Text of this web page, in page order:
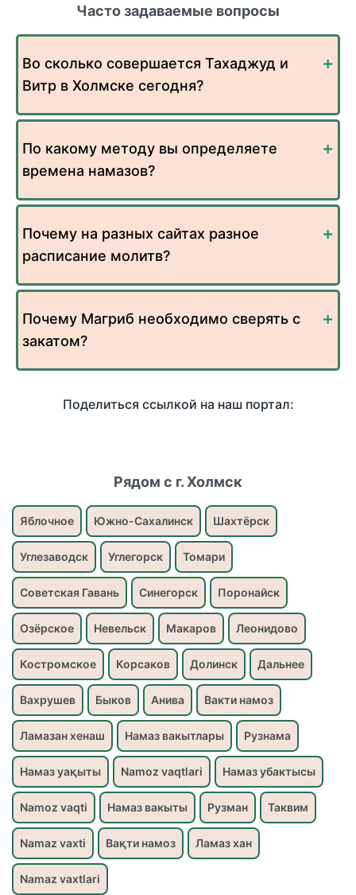
Часто задаваемые вопросы
Во сколько совершается Тахаджуд и
Витр в Холмске сегодня?
По какому методу вы определяете
времена намазов?
Почему на разных сайтах разное
расписание молитв?
Почему Магриб необходимо сверять с
закатом?
Поделиться ссылкой на наш портал:
Рядом с г. Холмск
Яблочное Южно-Сахалинск Шахтёрск
Углезаводск Углегорск Томари
Советская Гавань Синегорск Поронайск
Озёрское Невельск Макаров Леонидово
Костромское Корсаков Долинск Дальнее
Вахрушев Быков Анива Вакти намоз
Ламазан хенаш Намаз вакытлары Рузнама
Намаз уақыты Namoz vaqtlari Намаз убактысы
Namoz vaqti Намаз вакыты Рузман Таквим
Namaz vaxti Вақти намоз Ламаз хан
Namaz vaxtlari